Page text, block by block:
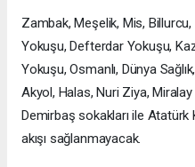
Zambak, Meşelik, Mis, Billurcu,
Yokuşu, Defterdar Yokuşu,
Yokuşu, Osmanlı, Dünya
Akyol, Halas, Nuri Ziya,
Demirbaş sokakları ile
akışı sağlanmayacak.